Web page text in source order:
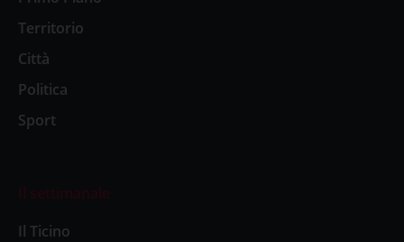
Territorio
Città
Politica
Sport
Il settimanale
Il Ticino